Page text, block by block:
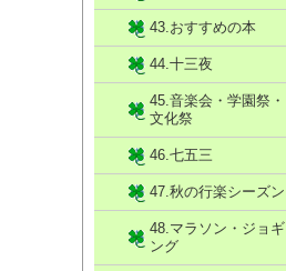
43.おすすめの本
44.十三夜
45.音楽会・学園祭・
文化祭
46.七五三
47.秋の行楽シーズン
48.マラソン・ジョギ
ング